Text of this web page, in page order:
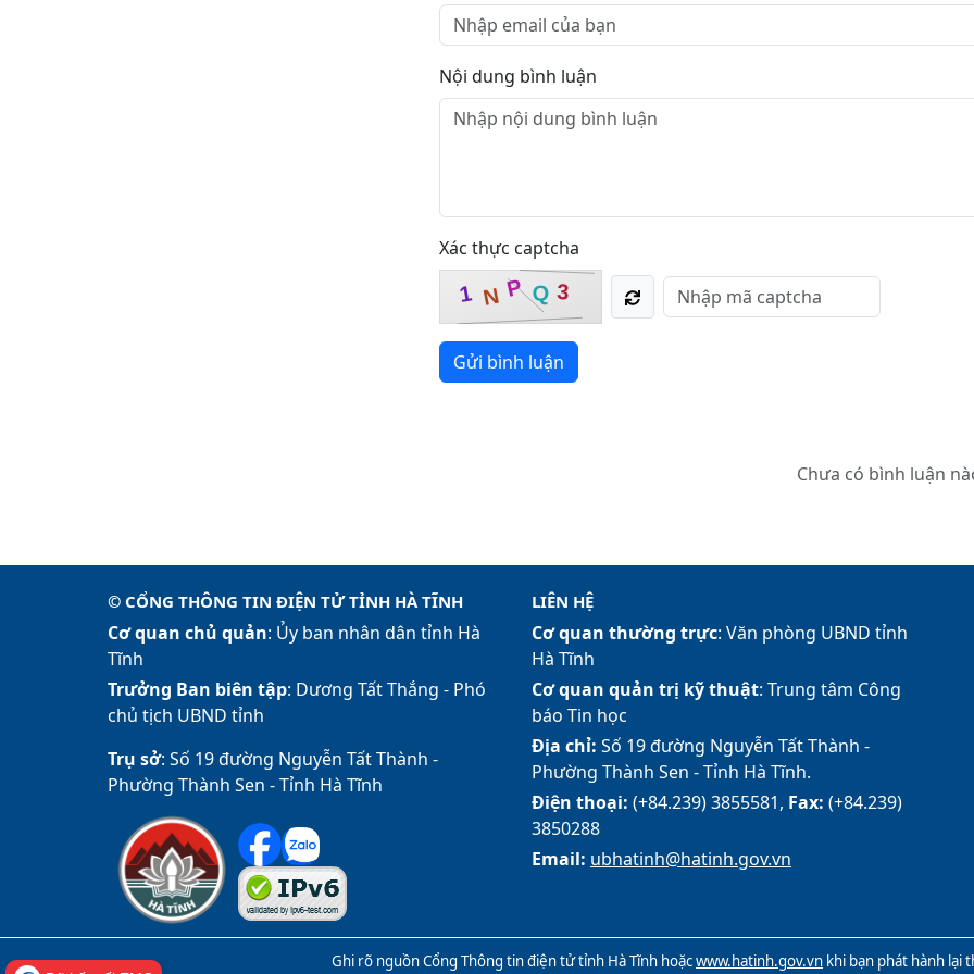
Nội dung bình luận
Xác thực captcha
1 N P Q 3
Gửi bình luận
Chưa có bình luận
© CỔNG THÔNG TIN ĐIỆN TỬ TỈNH HÀ TĨNH
Cơ quan chủ quản: Ủy ban nhân dân tỉnh Hà
Tĩnh
Trưởng Ban biên tập: Dương Tất Thắng - Phó
chủ tịch UBND tỉnh
Trụ sở: Số 19 đường Nguyễn Tất Thành -
Phường Thành Sen - Tỉnh Hà Tĩnh
LIÊN HỆ
Cơ quan thường trực: Văn phòng UBND tỉnh
Hà Tĩnh
Cơ quan quản trị kỹ thuật: Trung tâm Công
báo Tin học
Địa chỉ: Số 19 đường Nguyễn Tất Thành -
Phường Thành Sen - Tỉnh Hà Tĩnh.
Điện thoại: (+84.239) 3855581, Fax: (+84.239)
3850288
Email: ubhatinh@hatinh.gov.vn
Ghi rõ nguồn Cổng Thông tin điện tử tỉnh Hà Tĩnh hoặcwww.hatinh.gov.vn khi bạn phát hành lại